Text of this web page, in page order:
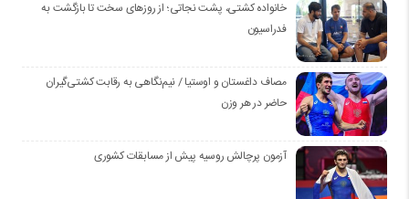
خانواده کشتی، پشت نجاتی؛ از روزهای سخت تا بازگشت به
فدراسیون
مصاف داغستان و اوستیا / نیم‌نگاهی به رقابت کشتی‌گیران
حاضر در هر وزن
آزمون پرچالش روسیه پیش از مسابقات کشوری